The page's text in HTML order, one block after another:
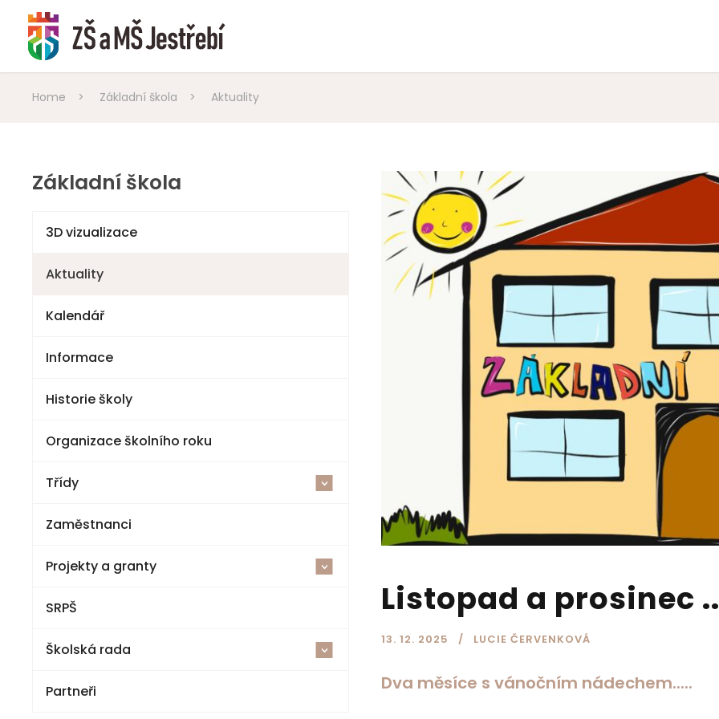
Home > Základní škola > Aktuality
Listopad a prosinec
13. 12. 2025 LUCIE ČERVENKOVÁ
Dva měsíce s vánočním nádechem.....
Základní škola
3D vizualizace
Aktuality
Kalendář
Informace
Historie školy
Organizace školního roku
Třídy <
2025-26
1. třída
2. třída
3. třída
4. třída
Zaměstnanci
Projekty a granty <
Šablony V ZŠ a MŠ Jestřebí
Cvičná kuchyňka a polytechnická dílna
Národní plán obnovy – komponenta 3.1
SRPŠ
Školská rada <
Volby
Partneři